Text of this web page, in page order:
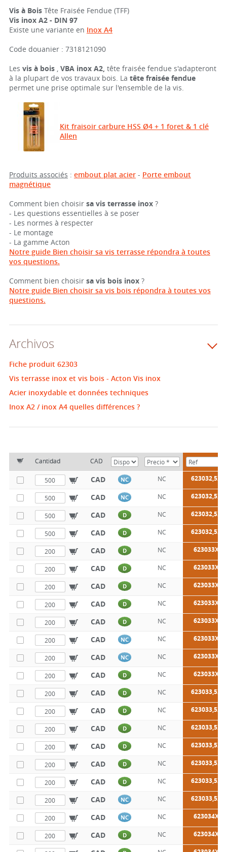
Vis à Bois Tête Fraisée Fendue (TFF)
Vis inox A2 - DIN 97
Existe une variante en Inox A4
Code douanier : 7318121090
Les vis à bois, VBA inox A2, tête fraisée fendue s'adapteront
à la plupart de vos travaux bois. La tête fraisée fendue
permet une prise optimale sur l'ensemble de la vis.
Kit fraisoir carbure HSS Ø4 + 1 foret & 1 clé
Allen
Produits associés : embout plat acier- Porte embout
magnétique
Comment bien choisir sa vis terrasse inox?
- Les questions essentielles à se poser
- Les normes à respecter
- Le montage
- La gamme Acton
Notre guide Bien choisir sa vis terrasse répondra à toutes
vos questions.
Comment bien choisir sa vis bois inox ?
Notre guide Bien choisir sa vis bois répondra à toutes vos
questions.
Archivos
Fiche produit 62303
Vis terrasse inox et vis bois - Acton Vis inox
Acier inoxydable et données techniques
Inox A2 / inox A4 quelles différences ?
Cantidad CAD
CAD NC NC
CAD NC NC
CAD D NC
CAD D NC
CAD D NC 623033X10
CAD D NC 623033X12
CAD D NC 623033X16
CAD D NC 623033X20
CAD D NC 623033X25
CAD NC NC 623033X30
CAD NC NC 623033X35
CAD D NC 623033X40
CAD D NC
CAD D NC
CAD D NC
CAD D NC
CAD D NC
CAD D NC
CAD NC NC
CAD NC NC 623034X12
CAD D NC 623034X16